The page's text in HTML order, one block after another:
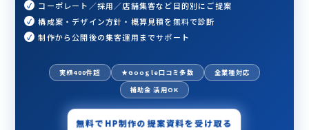
コーポレート／採用／店舗集客など目的別にご提案
構成案・デザイン方針・概算見積を無料で診断
制作から公開後の集客運用までサポート
実績400件超 ★Google口コミ多数
全業種対応
補助金 活用OK
無料でHP制作の提案資料を受け取る